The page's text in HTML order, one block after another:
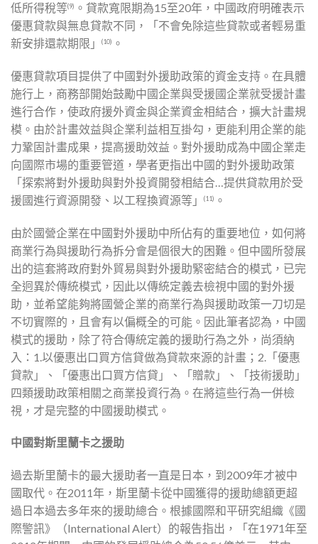
低所得稅等(9) 。貸款寬限期為15至20年，中國政府明確表示
優惠貸款與無息貸款不同，「不會免除這些貸款或者輕易重
新安排還款期限」
(10) 。
優惠貸款項目提供了中國對外援助政策的資金支持。在具體
施行上，商務部開始鼓勵中國企業與受援國企業就受援計畫
進行合作，使政府援外資金與企業資金相結合，擴大計畫規
模。由於計畫效益與企業利益相互掛勾，更能利用企業的能
力鞏固計畫成果，提高援助效益。對外援助成為中國企業走
向國際市場的重要管道，學者更指出中國的對外援助政策
「探索將對外援助與對外投資開發相結合…提供貸款用於受
援國進行資源開發、以工程換資源等」
(11) 。
由於國營企業在中國對外援助中所佔有的重要地位，如何將
商業行為與援助行為拆分會是個很大的困難。但中國所發展
出的這套將政府對外貿易與對外援助緊密結合的模式，已完
全迥異於傳統模式，因此以傳統定義去檢視中國的對外援
助，並希望能夠將國營企業的商業行為與援助政策一刀切是
不切實際的，且會有以偏概全的可能。因此筆者認為，中國
模式的援助，除了符合傳統定義的援助行為之外，尚須納
入：1.以優惠出口買方信貸做為貸款來源的計畫；2.「優惠
貸款」、「優惠出口買方信貸」、「贈款」、「技術援助」
四類援助政策相關之商業投資行為。在將這些行為一併檢
視，才是完整的中國援助模式。
中國對斯里蘭卡之援助
過去斯里蘭卡的最大援助者一直是日本，到2009年才被中
國取代。在2011年，斯里蘭卡從中國獲得的援助總額更超
過日本過去多年來的援助總合。根據國際和平研究組織《國
際警訊》（International Alert）的報告指出，「在1971年至